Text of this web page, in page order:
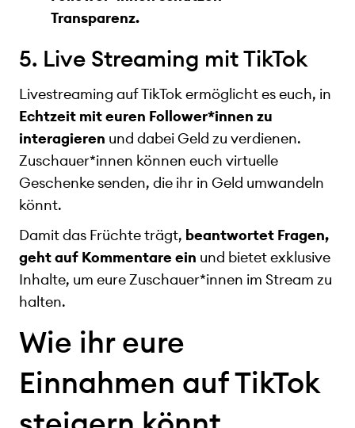
Transparenz.
5. Live Streaming mit TikTok
Livestreaming auf TikTok ermöglicht es euch, in
Echtzeit mit euren Follower*innen zu
interagieren und dabei Geld zu verdienen.
Zuschauer*innen können euch virtuelle
Geschenke senden, die ihr in Geld umwandeln
könnt.
Damit das Früchte trägt, beantwortet Fragen,
geht auf Kommentare ein und bietet exklusive
Inhalte, um eure Zuschauer*innen im Stream zu
halten.
Wie ihr eure
Einnahmen auf TikTok